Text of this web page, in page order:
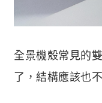
全景機殼常見的
了，結構應該也